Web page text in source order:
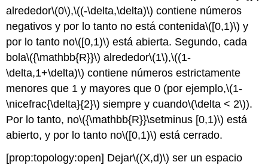
alrededor\(0\),\((-\delta,\delta)\) contiene números
negativos y por lo tanto no está contenida\([0,1)\) y
por lo tanto no\([0,1)\) está abierta. Segundo, cada
bola\({\mathbb{R}}\) alrededor\(1\),\((1-
\delta,1+\delta)\) contiene números estrictamente
menores que 1 y mayores que 0 (por ejemplo,\(1-
\nicefrac{\delta}{2}\) siempre y cuando\(\delta < 2\)).
Por lo tanto, no\({\mathbb{R}}\setminus [0,1)\) está
abierto, y por lo tanto no\([0,1)\) está cerrado.
[prop:topology:open] Dejar\((X,d)\) ser un espacio